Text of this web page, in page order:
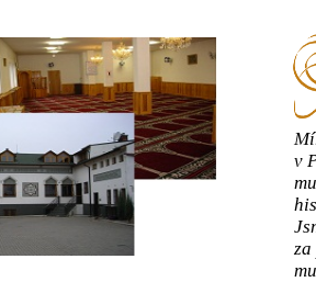
v